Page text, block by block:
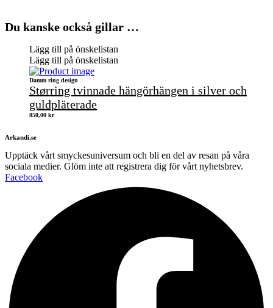
Du kanske också gillar …
Lägg till på önskelistan
Lägg till på önskelistan
Damm ring design
Størring tvinnade hängörhängen i silver och
guldpläterade
850,00 kr
Arkandi.se
Upptäck vårt smyckesuniversum och bli en del av resan på våra
sociala medier. Glöm inte att registrera dig för vårt nyhetsbrev.
Facebook